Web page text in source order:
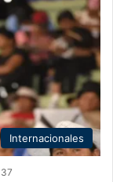
Internacionales
37